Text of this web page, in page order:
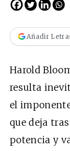
Añadir
Harold
resulta
el
que deja
potencia y